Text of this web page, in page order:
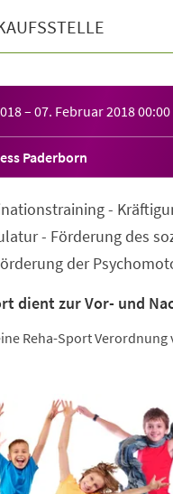
– 07. Februar 201800:00
Paderborn
-
- Förderung des
der
dient zur Vor- und
Reha-Sport Verordnung